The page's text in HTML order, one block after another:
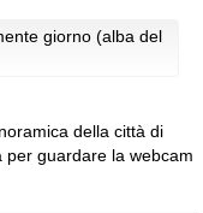
giorno (alba del
della città di
per guardare la webcam